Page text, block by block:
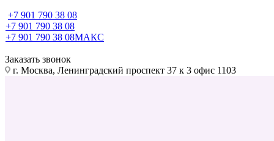
+7 901 790 38 08
+7 901 790 38 08
+7 901 790 38 08МАКС
Заказать звонок
г. Москва, Ленинградский проспект 37 к 3 офис 1103